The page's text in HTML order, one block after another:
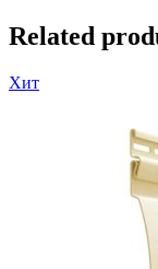
Related
Хит